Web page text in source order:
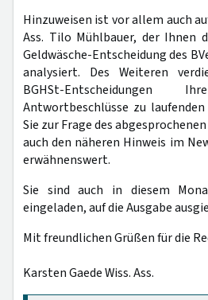
Hinzuweisen ist vor allem auch
Ass. Tilo Mühlbauer, der Ihnen
Geldwäsche-Entscheidung des
analysiert. Des Weiteren
BGHSt-Entscheidungen
Antwortbeschlüsse zu
Sie zur Frage des
auch den näheren Hinweis im
erwähnenswert.
Sie sind auch in diesem
eingeladen, auf die Ausgabe
Mit freundlichen Grüßen für die
Karsten Gaede Wiss. Ass.